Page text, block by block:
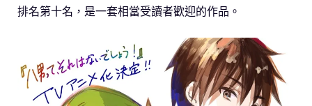
排名第十名，是一套相當受讀者歡迎的作品。